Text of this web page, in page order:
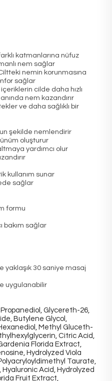
katmanlarına nüfuz
nem sağlar
nemin korunmasına
sağlar
cilde daha hızlı
nem kazandırır
ve daha sağlıklı bir
şekilde nemlendirir
oluşturur
yardımcı olur
kullanım sunar
sağlar
formu
bakım sağlar
yaklaşık 30 saniye masaj
uygulanabilir
Glycereth-26,
Butylene Glycol,
Methyl Gluceth-
Citric Acid,
Florida Extract,
Hydrolyzed Viola
Taurate,
Acid, Hydrolyzed
Fruit Extract,